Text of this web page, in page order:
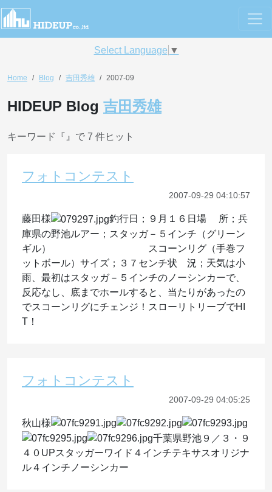
Select Language ▼
Home Blog 吉田秀雄 2007-09
HIDEUP Blog 吉田秀雄
キーワード『 』で 7 件ヒット
フォトコンテスト
2007-09-29 04:10:57
藤田様
釣行日；９月１６日場 所；兵
庫県の野池ルアー；スタッガ－５インチ（グリーン
ギル） スコーンリグ（手巻フ
ットボール）サイズ；３７センチ状 況；天気は小
雨、最初はスタッガ－５インチのノーシンカーで、
反応なし、底までホールすると、当たりがあったの
でスコーンリグにチェンジ！スローリトリーブでHI
T！
フォトコンテスト
2007-09-29 04:05:25
秋山様
千葉県野池９／３・９
４０UPスタッガーワイド４インチテキサスオリジナ
ル４インチノーシンカー